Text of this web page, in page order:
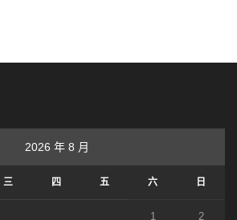
2026 年 8 月
三 四 五 六 日
1 2